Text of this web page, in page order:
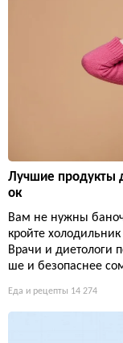
Лучшие продукты
ок
Вам не нужны
кройте
Врачи и диетологи
ше и безопаснее
Еда и рецепты 14 274